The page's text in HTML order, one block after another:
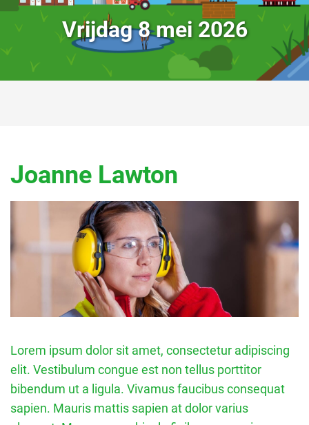
Vrijdag 8 mei 2026
Joanne Lawton
Lorem ipsum dolor sit amet, consectetur adipiscing
elit. Vestibulum congue est non tellus porttitor
bibendum ut a ligula. Vivamus faucibus consequat
sapien. Mauris mattis sapien at dolor varius